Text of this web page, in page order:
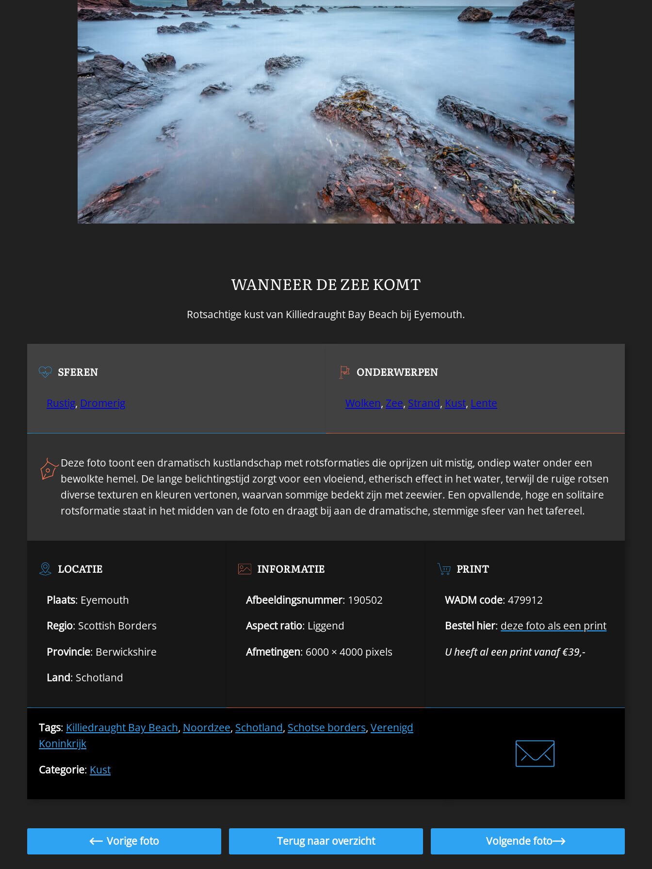
WANNEER DE ZEE KOMT
Rotsachtige kust van Killiedraught Bay Beach bij Eyemouth.
SFEREN
Rustig, Dromerig
ONDERWERPEN
Wolken, Zee, Strand, Kust, Lente
Deze foto toont een dramatisch kustlandschap met rotsformaties die oprijzen uit mistig, ondiep water onder een
bewolkte hemel. De lange belichtingstijd zorgt voor een vloeiend, etherisch effect in het water, terwijl de ruige rotsen
diverse texturen en kleuren vertonen, waarvan sommige bedekt zijn met zeewier. Een opvallende, hoge en solitaire
rotsformatie staat in het midden van de foto en draagt ​​bij aan de dramatische, stemmige sfeer van het tafereel.
LOCATIE
Plaats: Eyemouth
Regio: Scottish Borders
Provincie: Berwickshire
Land: Schotland
INFORMATIE
Afbeeldingsnummer: 190502
Aspect ratio: Liggend
Afmetingen: 6000 × 4000 pixels
PRINT
WADM code: 479912
Bestel hier: deze foto als een print
U heeft al een print vanaf €39,-
Tags: Killiedraught Bay Beach, Noordzee, Schotland, Schotse borders, Verenigd
Koninkrijk
Categorie: Kust
Vorige foto Terug naar overzicht Volgende foto